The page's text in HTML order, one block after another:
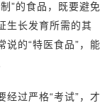
”的食品，既要避免
生长发育所需的其
说的“特医食品”，能
过严格“考试”，才